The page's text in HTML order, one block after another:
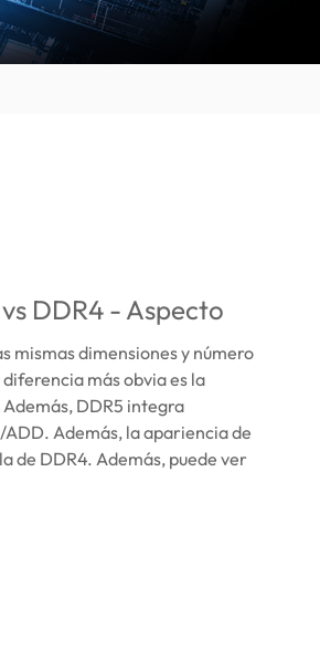
DDR4 - Aspecto
mismas dimensiones y número
más obvia es la
DDR5 integra
Además, la apariencia de
de DDR4. Además, puede ver